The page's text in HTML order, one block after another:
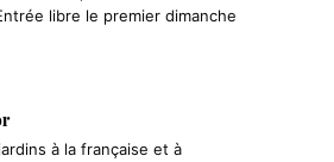
libre le premier dimanche
à la française et à